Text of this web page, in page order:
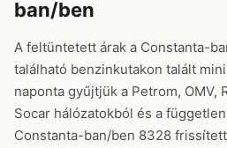
ban/ben
A feltüntetett árak a Constanta-
található benzinkutakon talált
naponta gyűjtjük a Petrom, OMV,
Socar hálózatokból és a
Constanta-ban/ben 8328